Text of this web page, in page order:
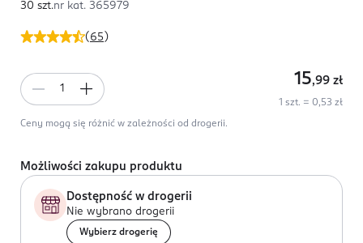
( 65 )
30 szt.nr kat. 365979
15,99 zł
1 szt. = 0,53 zł
Ceny mogą się różnić w zależności od drogerii.
Możliwości zakupu produktu
Dostępność w drogerii
Nie wybrano drogerii
Wybierz drogerię